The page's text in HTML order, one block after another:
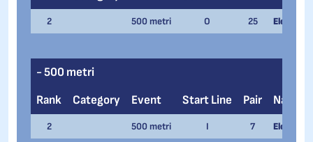
2 500 metri O 25 Elena
- 500 metri
Rank
Category Event Start Line Pair Name
2 500 metri I 7 Elena